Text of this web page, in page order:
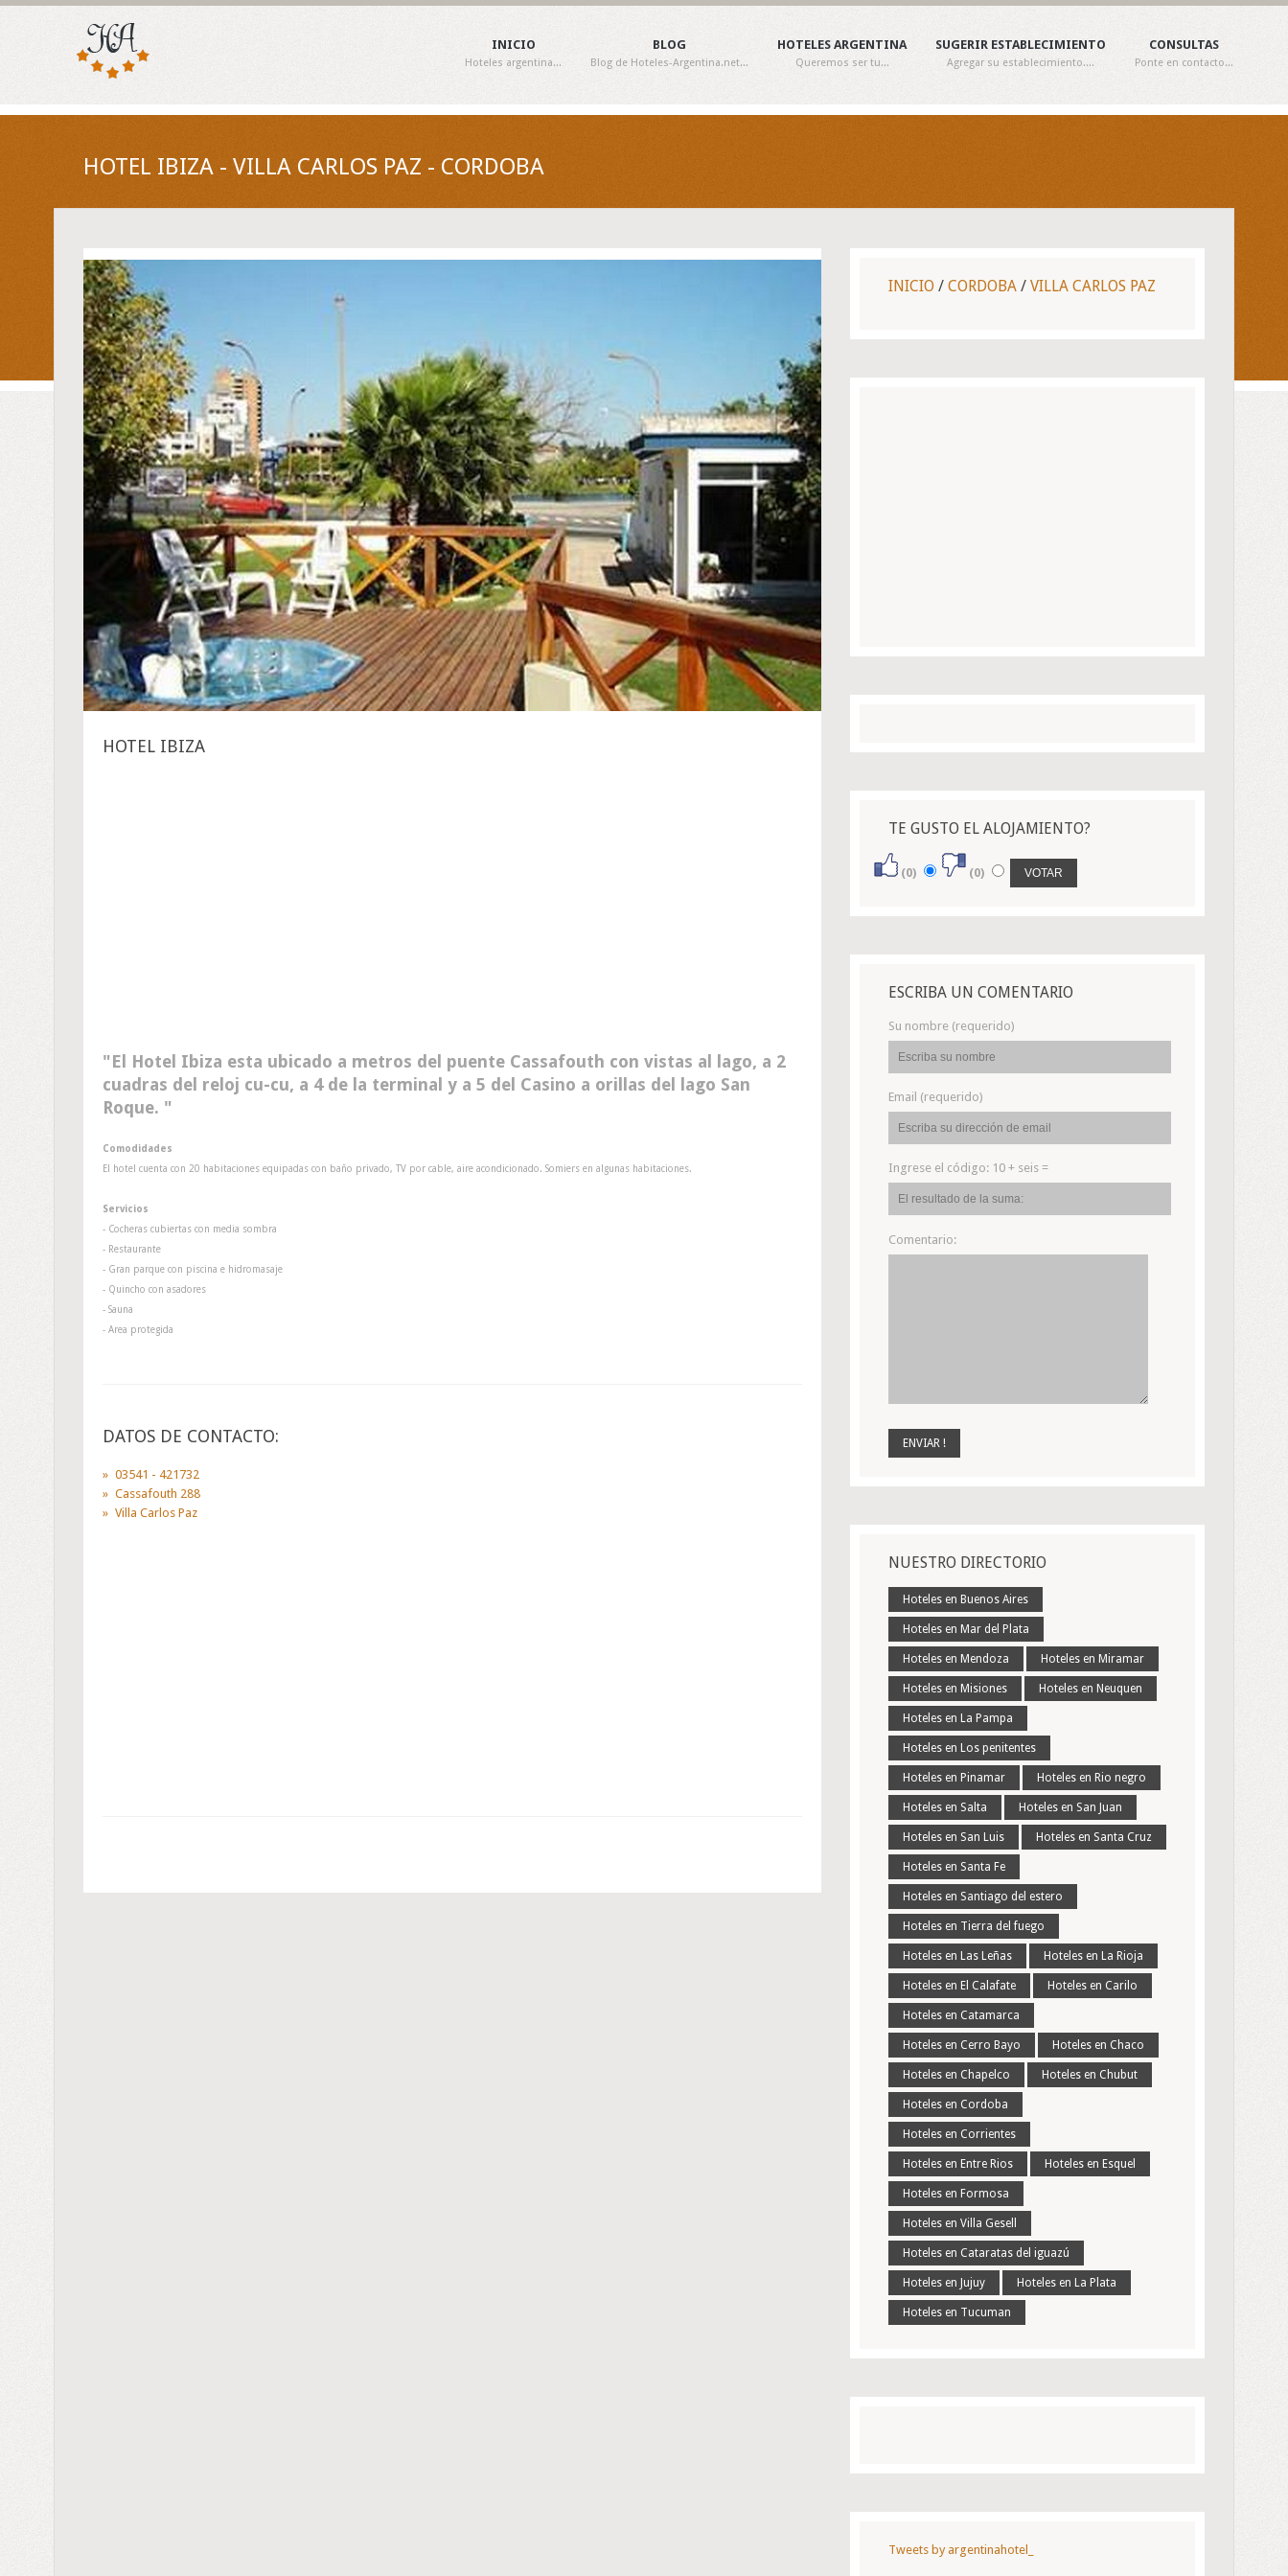
INICIO
Hoteles argentina...
BLOG
Blog de Hoteles-Argentina.net...
HOTELES ARGENTINA
Queremos ser tu...
SUGERIR ESTABLECIMIENTO
Agregar su establecimiento....
CONSULTAS
Ponte en contacto...
HOTEL IBIZA - VILLA CARLOS PAZ - CORDOBA
HOTEL IBIZA
El Hotel Ibiza esta ubicado a metros del puente Cassafouth con vistas al lago, a 2
cuadras del reloj cu-cu, a 4 de la terminal y a 5 del Casino a orillas del lago San
Roque.
Comodidades
El hotel cuenta con 20 habitaciones equipadas con baño privado, TV por cable, aire acondicionado. Somiers en algunas habitaciones.
Servicios
- Cocheras cubiertas con media sombra
- Restaurante
- Gran parque con piscina e hidromasaje
- Quincho con asadores
- Sauna
- Area protegida
DATOS DE CONTACTO:
03541 - 421732
Cassafouth 288
Villa Carlos Paz
INICIO / CORDOBA / VILLA CARLOS PAZ
TE GUSTO EL ALOJAMIENTO?
(0) (0)
ESCRIBA UN COMENTARIO
Su nombre (requerido)
Email (requerido)
Ingrese el código: 10 + seis =
Comentario:
NUESTRO DIRECTORIO
Hoteles en Buenos Aires
Hoteles en Mar del Plata
Hoteles en Mendoza Hoteles en Miramar
Hoteles en Misiones Hoteles en Neuquen
Hoteles en La Pampa
Hoteles en Los penitentes
Hoteles en Pinamar Hoteles en Rio negro
Hoteles en Salta Hoteles en San Juan
Hoteles en San Luis Hoteles en Santa Cruz
Hoteles en Santa Fe
Hoteles en Santiago del estero
Hoteles en Tierra del fuego
Hoteles en Las Leñas Hoteles en La Rioja
Hoteles en El Calafate Hoteles en Carilo
Hoteles en Catamarca
Hoteles en Cerro Bayo Hoteles en Chaco
Hoteles en Chapelco Hoteles en Chubut
Hoteles en Cordoba
Hoteles en Corrientes
Hoteles en Entre Rios Hoteles en Esquel
Hoteles en Formosa
Hoteles en Villa Gesell
Hoteles en Cataratas del iguazú
Hoteles en Jujuy Hoteles en La Plata
Hoteles en Tucuman
Tweets by argentinahotel_